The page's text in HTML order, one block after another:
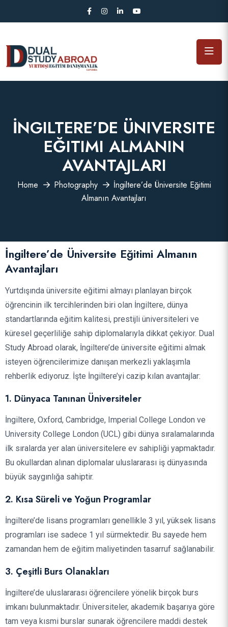
İNGILTERE’DE ÜNIVERSITE
EĞITIMI ALMANIN
AVANTAJLARI
Home Photography
İngiltere’de Üniversite Eğitimi
Almanın Avantajları
İngiltere’de Üniversite Eğitimi Almanın
Avantajları
Yurtdışında üniversite eğitimi almayı planlayan birçok
öğrencinin ilk tercihlerinden biri olan İngiltere, dünya
standartlarında eğitim kalitesi, prestijli üniversiteleri ve
küresel geçerliliğe sahip diplomalarıyla dikkat çekiyor. Dual
Study Abroad olarak, İngiltere’de üniversite eğitimi almak
isteyen öğrencilerimize danışan merkezli yaklaşımla
rehberlik ediyoruz. İşte İngiltere’yi cazip kılan avantajlar:
1. Dünyaca Tanınan Üniversiteler
İngiltere, Oxford, Cambridge, Imperial College London ve
University College London (UCL) gibi dünya sıralamalarında
ilk sıralarda yer alan üniversitelere ev sahipliği yapmaktadır.
Bu okullardan alınan diplomalar uluslararası iş dünyasında
büyük saygınlığa sahiptir.
2. Kısa Süreli ve Yoğun Programlar
İngiltere’de lisans programları genellikle 3 yıl, yüksek lisans
programları ise sadece 1 yıl sürmektedir. Bu sayede hem
zamandan hem de eğitim maliyetinden tasarruf sağlanabilir.
3. Çeşitli Burs Olanakları
İngiltere’de uluslararası öğrencilere yönelik birçok burs
imkanı bulunmaktadır. Üniversiteler, akademik başarıya göre
tam veya kısmi burslar sunarak öğrencilere maddi destek